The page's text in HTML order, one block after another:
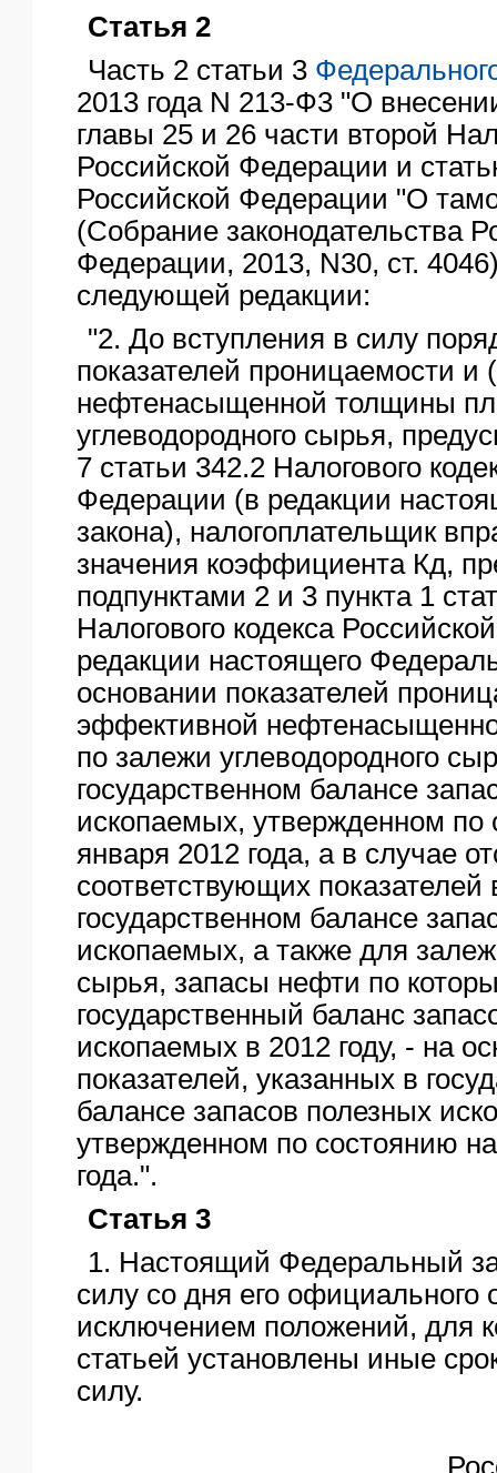
Статья 2
Часть 2 статьи 3
2013 года N 213-Ф3 "О
главы 25 и 26 части второй
Российской Федерации и
Российской Федерации "О
(Собрание законодательства
Федерации, 2013, N30, ст.
следующей редакции:
"2. До вступления в силу
показателей проницаемости
нефтенасыщенной толщины
углеводородного сырья,
7 статьи 342.2 Налогового
Федерации (в редакции
закона), налогоплательщик
значения коэффициента Кд,
подпунктами 2 и 3 пункта 1
Налогового кодекса
редакции настоящего
основании показателей
эффективной
по залежи углеводородного
государственном балансе
ископаемых, утвержденном по
января 2012 года, а в случае
соответствующих показателей
государственном балансе
ископаемых, а также для
сырья, запасы нефти по
государственный баланс
ископаемых в 2012 году, - на
показателей, указанных в
балансе запасов полезных
утвержденном по состоянию
года.".
Статья 3
1. Настоящий Федеральный
силу со дня его официального
исключением положений, для
статьей установлены иные
силу.